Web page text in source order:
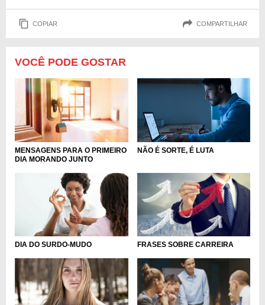
COPIAR COMPARTILHAR
VOCÊ PODE GOSTAR
MENSAGENS PARA O PRIMEIRO
DIA MORANDO JUNTO
NÃO É SORTE, É LUTA
DIA DO SURDO-MUDO FRASES SOBRE CARREIRA